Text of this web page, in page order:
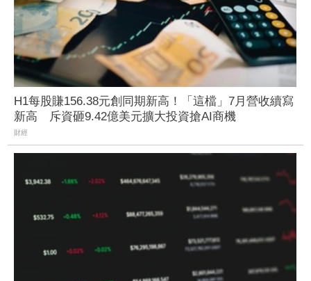
H1每股賺156.38元創同期新高！「這檔」7月營收續寫
新高 斥資砸9.42億美元擴大投資搶AI商機
財經